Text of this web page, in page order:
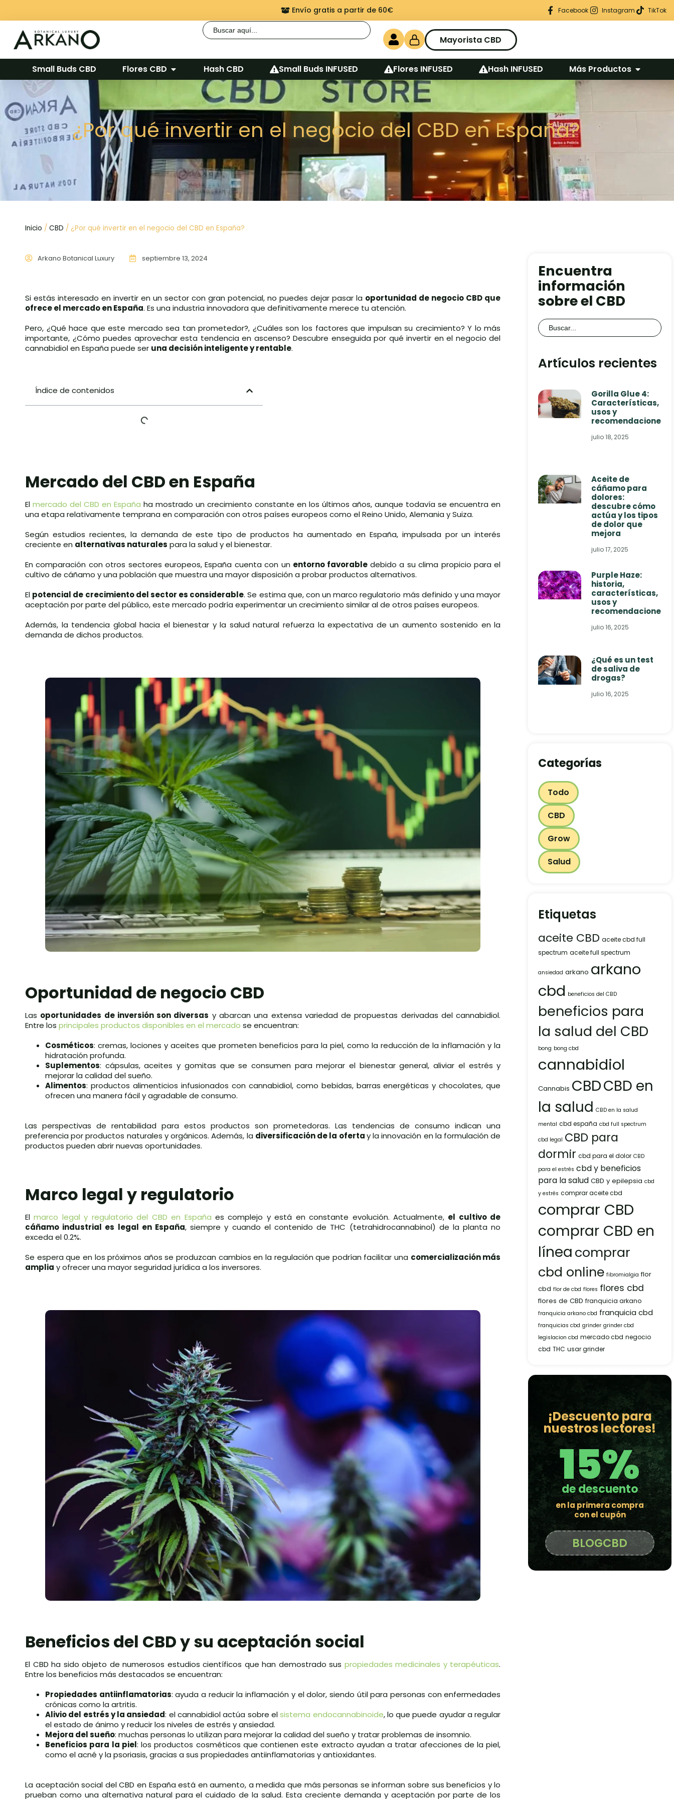
Envío gratis a partir de 60€ Regalo seguro en cada pedidoFacebook Instagram TikTok
Mayorista CBD
Buscar:
Small Buds CBD Flores CBD Hash CBD Small Buds INFUSED Flores INFUSED Hash INFUSED Más Productos
¿Por qué invertir en el negocio del CBD en España?
Inicio / CBD / ¿Por qué invertir en el negocio del CBD en España?
Arkano Botanical Luxury septiembre 13, 2024
Si estás interesado en invertir en un sector con gran potencial, no puedes dejar pasar la oportunidad de negocio CBD que
ofrece el mercado en España. Es una industria innovadora que definitivamente merece tu atención.
Pero, ¿Qué hace que este mercado sea tan prometedor?, ¿Cuáles son los factores que impulsan su crecimiento? Y lo más
importante, ¿Cómo puedes aprovechar esta tendencia en ascenso? Descubre enseguida por qué invertir en el negocio del
cannabidiol en España puede ser una decisión inteligente y rentable.
Índice de contenidos
Mercado del CBD en España
Elmercado del CBD en España ha mostrado un crecimiento constante en los últimos años, aunque todavía se encuentra en
una etapa relativamente temprana en comparación con otros países europeos como el Reino Unido, Alemania y Suiza.
Según estudios recientes, la demanda de este tipo de productos ha aumentado en España, impulsada por un interés
creciente en alternativas naturales para la salud y el bienestar.
En comparación con otros sectores europeos, España cuenta con un entorno favorable debido a su clima propicio para el
cultivo de cáñamo y una población que muestra una mayor disposición a probar productos alternativos.
El potencial de crecimiento del sector es considerable. Se estima que, con un marco regulatorio más definido y una mayor
aceptación por parte del público, este mercado podría experimentar un crecimiento similar al de otros países europeos.
Además, la tendencia global hacia el bienestar y la salud natural refuerza la expectativa de un aumento sostenido en la
demanda de dichos productos.
Oportunidad de negocio CBD
Las oportunidades de inversión son diversas y abarcan una extensa variedad de propuestas derivadas del cannabidiol.
Entre los principales productos disponibles en el mercado se encuentran:
Cosméticos: cremas, lociones y aceites que prometen beneficios para la piel, como la reducción de la inflamación y la
hidratación profunda.
Suplementos: cápsulas, aceites y gomitas que se consumen para mejorar el bienestar general, aliviar el estrés y
mejorar la calidad del sueño.
Alimentos: productos alimenticios infusionados con cannabidiol, como bebidas, barras energéticas y chocolates, que
ofrecen una manera fácil y agradable de consumo.
Las perspectivas de rentabilidad para estos productos son prometedoras. Las tendencias de consumo indican una
preferencia por productos naturales y orgánicos. Además, la diversificación de la ofertay la innovación en la formulación de
productos pueden abrir nuevas oportunidades.
Marco legal y regulatorio
Elmarco legal y regulatorio del CBD en España es complejo y está en constante evolución. Actualmente, el cultivo de
cáñamo industrial es legal en España, siempre y cuando el contenido de THC (tetrahidrocannabinol) de la planta no
exceda el 0.2%.
Se espera que en los próximos años se produzcan cambios en la regulación que podrían facilitar una comercialización más
amplia y ofrecer una mayor seguridad jurídica a los inversores.
Beneficios del CBD y su aceptación social
El CBD ha sido objeto de numerosos estudios científicos que han demostrado sus propiedades medicinales y terapéuticas.
Entre los beneficios más destacados se encuentran:
Propiedades antiinflamatorias: ayuda a reducir la inflamación y el dolor, siendo útil para personas con enfermedades
crónicas como la artritis.
Alivio del estrés y la ansiedad: el cannabidiol actúa sobre elsistema endocannabinoide, lo que puede ayudar a regular
el estado de ánimo y reducir los niveles de estrés y ansiedad.
Mejora del sueño: muchas personas lo utilizan para mejorar la calidad del sueño y tratar problemas de insomnio.
Beneficios para la piel: los productos cosméticos que contienen este extracto ayudan a tratar afecciones de la piel,
como el acné y la psoriasis, gracias a sus propiedades antiinflamatorias y antioxidantes.
La aceptación social del CBD en España está en aumento, a medida que más personas se informan sobre sus beneficios y lo
prueban como una alternativa natural para el cuidado de la salud. Esta creciente demanda y aceptación por parte de los
Encuentra
información
sobre el CBD
Buscar:
Artículos recientes
Gorilla Glue 4:
Características,
usos y
recomendaciones
julio 18, 2025
Aceite de
cáñamo para
dolores:
descubre cómo
actúa y los tipos
de dolor que
mejora
julio 17, 2025
Purple Haze:
historia,
características,
usos y
recomendaciones
julio 16, 2025
¿Qué es un test
de saliva de
drogas?
julio 16, 2025
Categorías
Todo
CBD
Grow
Salud
Etiquetas
aceite CBD aceite cbd full
spectrum aceite full spectrum
ansiedad arkano arkano
cbd beneficios del CBD
beneficios para
la salud del CBD
bong bong cbd
cannabidiol
Cannabis CBDCBD en
la salud CBD en la salud
mental cbd españa cbd full spectrum
cbd legal CBD para
dormir cbd para el dolor CBD
para el estrés cbd y beneficios
para la salud CBD y epilepsia cbd
y estrés comprar aceite cbd
comprar CBD
comprar CBD en
líneacomprar
cbd online fibromialgia flor
cbd flor de cbd flores flores cbd
flores de CBD franquicia arkano
franquicia arkano cbd franquicia cbd
franquicias cbd grinder grinder cbd
legislacion cbd mercado cbd negocio
cbd THC usar grinder
¡Descuento para
nuestros lectores!
15%
de descuento
en la primera compra
con el cupón
BLOGCBD